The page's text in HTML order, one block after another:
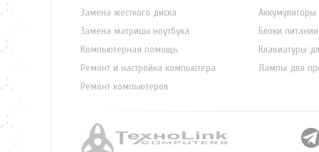
Замена жесткого диска
Замена матрицы ноутбука
Компьютерная помощь
Ремонт и настройка компьютера
Ремонт компьютеров
Блоки
Клавиатуры
Лампы для